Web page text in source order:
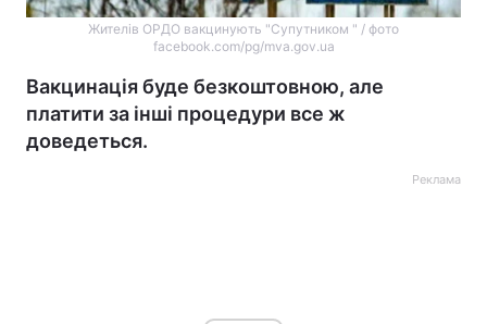
Жителів ОРДО вакцинують "Супутником " / фото
facebook.com/pg/mva.gov.ua
Вакцинація буде безкоштовною, але
платити за інші процедури все ж
доведеться.
Реклама